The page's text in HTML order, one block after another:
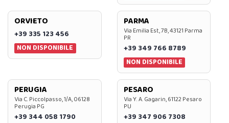
ORVIETO
+39 335 123 456
NON DISPONIBILE
PARMA
Via Emilia Est, 7B, 43121 Parma
PR
+39 349 766 8789
NON DISPONIBILE
PERUGIA
Via C. Piccolpasso, 1/A, 06128
Perugia PG
+39 344 058 1790
PESARO
Via Y. A. Gagarin, 61122 Pesaro
PU
+39 347 906 7308